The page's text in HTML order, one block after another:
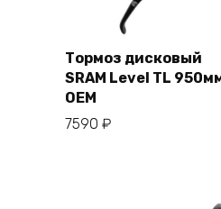
Тормоз дисковый
SRAM Level TL
OEM
7590 ₽